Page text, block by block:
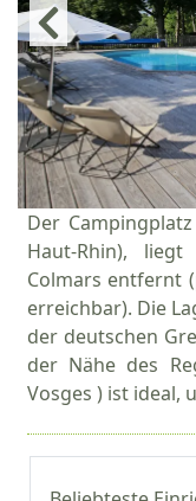
Der
Haut-Rhin),
Colmars entfernt
erreichbar). Die
der deutschen
der Nähe des
Vosges ) ist ideal,